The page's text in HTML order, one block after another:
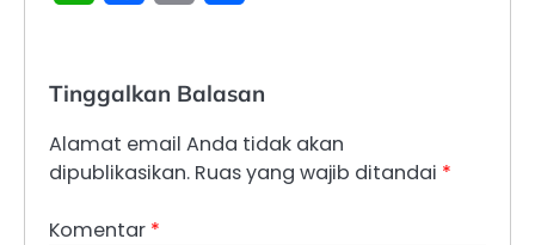
Tinggalkan Balasan
Alamat email Anda tidak akan
dipublikasikan. Ruas yang wajib ditandai *
Komentar *